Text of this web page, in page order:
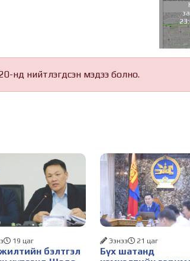
ус
нд нийтлэгдсэн мэдээ болно.
бэлтгэл
19 цаг
Бүх шатанд
Ээнээ 21 цаг